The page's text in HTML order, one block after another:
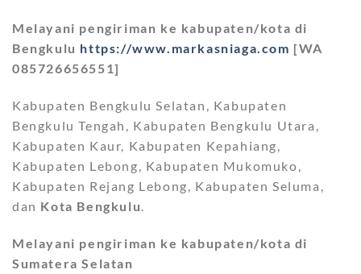
Melayani pengiriman ke kabupaten/kota di
Bengkulu https://www.markasniaga.com [WA
085726656551]
Kabupaten Bengkulu Selatan, Kabupaten
Bengkulu Tengah, Kabupaten Bengkulu Utara,
Kabupaten Kaur, Kabupaten Kepahiang,
Kabupaten Lebong, Kabupaten Mukomuko,
Kabupaten Rejang Lebong, Kabupaten Seluma,
dan Kota Bengkulu.
Melayani pengiriman ke kabupaten/kota di
Sumatera Selatan